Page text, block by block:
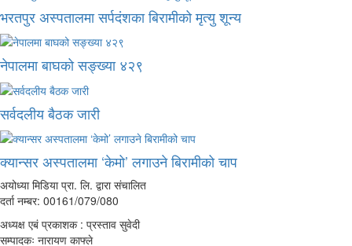
भरतपुर अस्पतालमा सर्पदंशका बिरामीको मृत्यु शून्य
नेपालमा बाघको सङ्ख्या ४२९
सर्वदलीय बैठक जारी
क्यान्सर अस्पतालमा ‘केमो’ लगाउने बिरामीको चाप
अयोध्या मिडिया प्रा. लि. द्वारा संचालित
दर्ता नम्बर: 00161/079/080
अध्यक्ष एबं प्रकाशक : प्रस्ताव सुवेदी
सम्पादकः नारायण काफ्ले